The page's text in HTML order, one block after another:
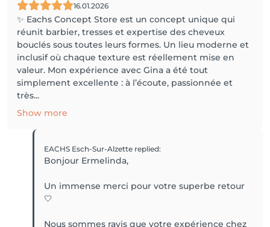
16.01.2026
✨ Eachs Concept Store est un concept unique qui
réunit barbier, tresses et expertise des cheveux
bouclés sous toutes leurs formes. Un lieu moderne et
inclusif où chaque texture est réellement mise en
valeur. Mon expérience avec Gina a été tout
simplement excellente : à l’écoute, passionnée et
très...
Show more
EACHS Esch-Sur-Alzette replied:
Bonjour Ermelinda,
Un immense merci pour votre superbe retour
🤍
Nous sommes ravis que votre expérience chez